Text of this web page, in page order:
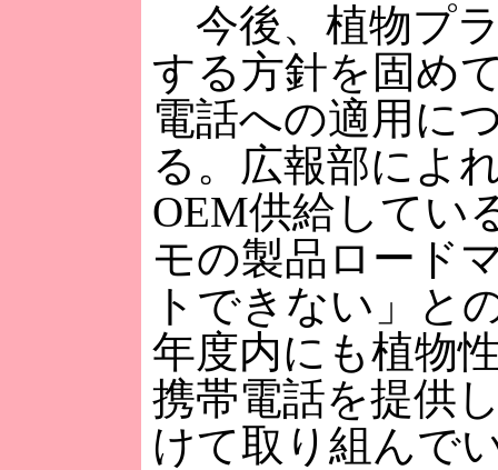
今後、植物プ
する方針を固め
電話への適用に
る。広報部によ
OEM供給してい
モの製品ロード
トできない」と
年度内にも植物
携帯電話を提供
けて取り組んで